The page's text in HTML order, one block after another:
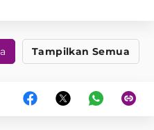
Tampilkan Semua